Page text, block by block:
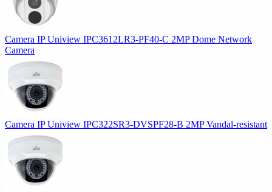
Camera IP Uniview IPC3612LR3-PF40-C 2MP Dome Network
Camera
Camera IP Uniview IPC322SR3-DVSPF28-B 2MP Vandal-resistant